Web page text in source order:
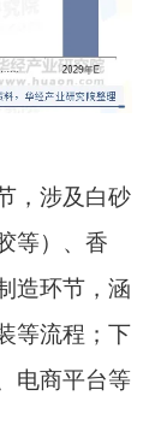
，涉及白砂
等）、香
造环节，涵
等流程；下
电商平台等